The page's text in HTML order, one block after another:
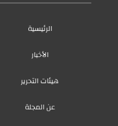
الرئيسية
الأخبار
هيئات التحرير
عن المجلة